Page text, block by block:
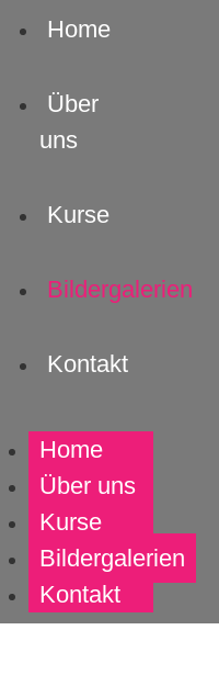
Home
Über
uns
Kurse
Bildergalerien
Kontakt
Home
Über uns
Kurse
Bildergalerien
Kontakt